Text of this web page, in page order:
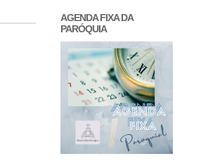
AGENDA FIXA DA
PARÓQUIA